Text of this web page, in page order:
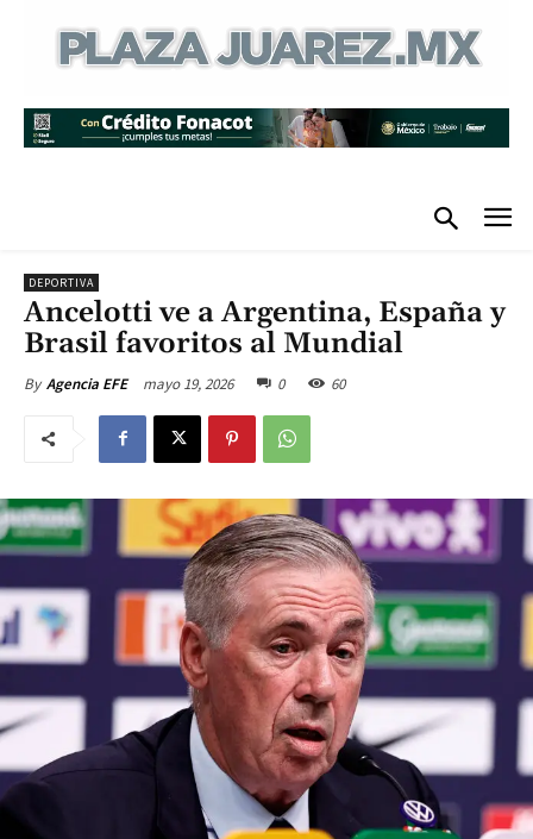
DEPORTIVA
Ancelotti ve a Argentina, España y
Brasil favoritos al Mundial
By Agencia EFE mayo 19, 2026 0 60